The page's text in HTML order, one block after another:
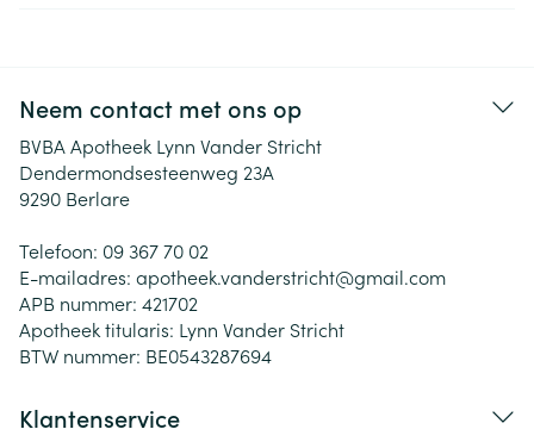
Neem contact met ons op
BVBA Apotheek Lynn Vander Stricht
Dendermondsesteenweg 23A
9290 Berlare
Telefoon: 09 367 70 02
E-mailadres: apotheek.vanderstricht@gmail.com
APB nummer: 421702
Apotheek titularis: Lynn Vander Stricht
BTW nummer: BE0543287694
Klantenservice